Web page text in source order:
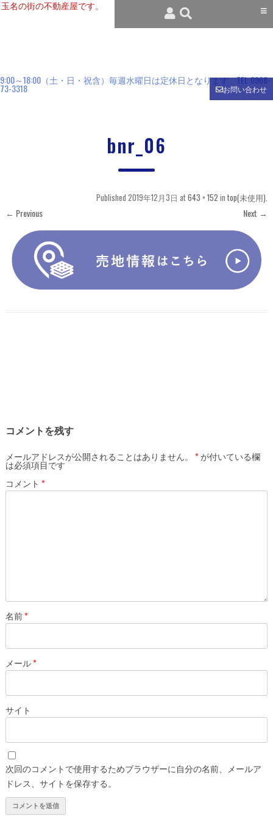
玉名の街の不動産屋です。
9:00～18:00（土・日・祝含）毎週水曜日は定休日となります TEL0968-
73-3318 お問い合わせ
bnr_06
Published2019年12月3日 at643 × 152 intop(未使用).
← Previous Next →
コメントを残す
メールアドレスが公開されることはありません。 *が付いている欄
は必須項目です
コメント *
名前*
メール*
サイト
次回のコメントで使用するためブラウザーに自分の名前、メールア
ドレス、サイトを保存する。